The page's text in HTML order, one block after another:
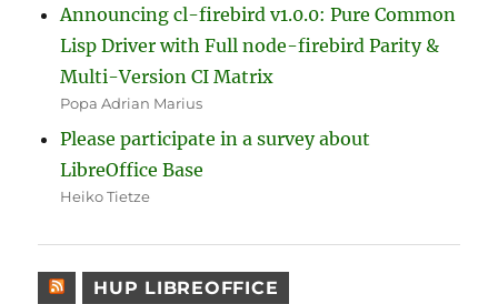
Announcing cl-firebird v1.0.0: Pure Common
Lisp Driver with Full node-firebird Parity &
Multi-Version CI Matrix
Popa Adrian Marius
Please participate in a survey about
LibreOffice Base
Heiko Tietze
HUP LIBREOFFICE